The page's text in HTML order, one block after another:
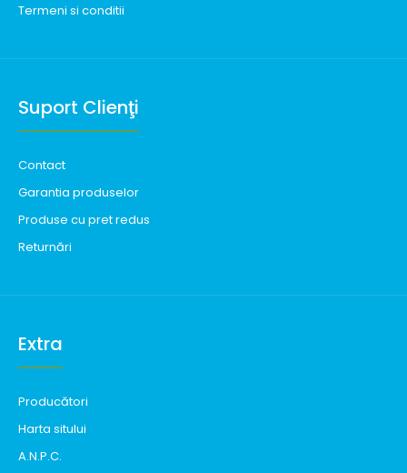
Termeni si conditii
Suport Clienţi
Contact
Garantia produselor
Produse cu pret redus
Returnări
Extra
Producători
Harta sitului
A.N.P.C.